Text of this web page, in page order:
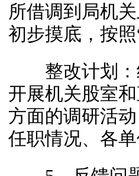
所借调到局机
初步摸底，按
整改计划：
开展机关股室
方面的调研活
任职情况、各